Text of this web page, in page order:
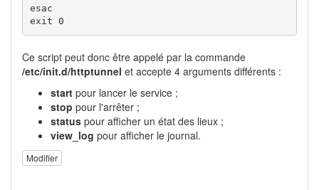
esac
exit 0
Ce script peut donc être appelé par la commande
/etc/init.d/httptunnel et accepte 4 arguments différents :
start pour lancer le service ;
stop pour l'arrêter ;
status pour afficher un état des lieux ;
view_log pour afficher le journal.
Modifier